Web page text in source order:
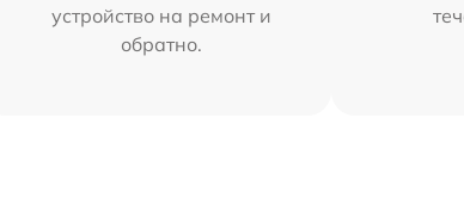
устройство на ремонт и
обратно.